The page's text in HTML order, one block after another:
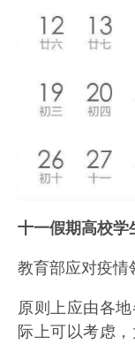
十一假期高校学
教育部应对疫情
原则上应由各
际上可以考虑